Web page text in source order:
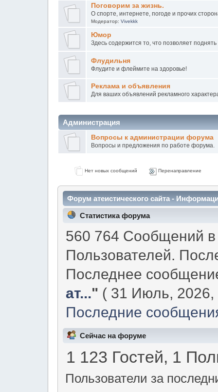
Поговорим за жизнь.
О спорте, интернете, погоде и прочих
Модератор: Vivekkk
Юмор
Здесь содержится то, что позволяет
Флудильня
Флудите и флeймите на здоровье!
Peклaмa и oбъявления
Для ваших объявлений рекламного
Администрация
Вопросы к администрации форума
Вопросы и предложения по работе форума.
Нет новых сообщений Перенаправление
Форум атеистического сайта -
Статистика форума
560 764 Сообщений
Пользователей.
Последнее
ат..." ( 31 Июль, 2026,
Последние
Сейчас на форуме
1 123 Гостей, 1
Пользователи за